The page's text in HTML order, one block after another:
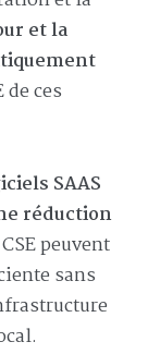
et la
de ces
SAAS
réduction
peuvent
sans